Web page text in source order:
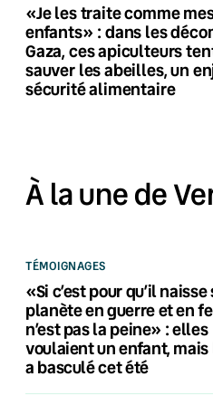
«Je les traite comme
enfants» : dans les
Gaza, ces apiculteurs
sauver les abeilles, un
sécurité alimentaire
À la une de
TÉMOIGNAGES
«Si c’est pour qu’il
planète en guerre et en
n’est pas la peine» : elles
voulaient un enfant,
a basculé cet été